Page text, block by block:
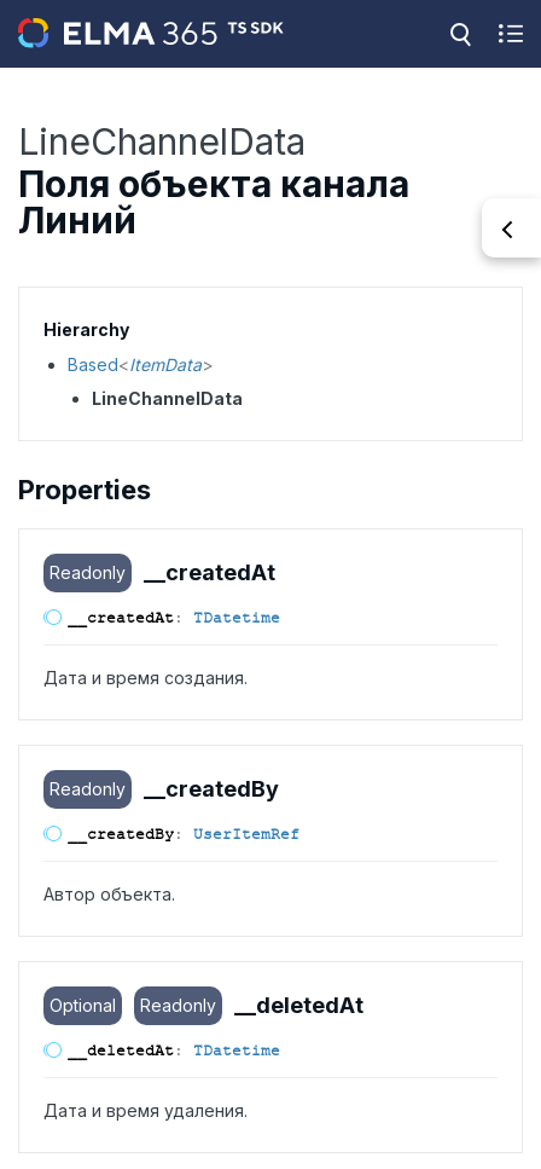
LineChannelData
Поля объекта канала
Линий
Hierarchy
Based<ItemData>
LineChannelData
Properties
Readonly __createdAt
__createdAt: TDatetime
Дата и время создания.
Readonly __createdBy
__createdBy: UserItemRef
Автор объекта.
Optional Readonly __deletedAt
__deletedAt: TDatetime
Дата и время удаления.